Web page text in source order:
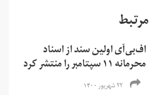
مرتبط
اف‌بی‌آی اولین سند از اسناد
محرمانه ۱۱ سپتامبر را منتشر کرد
۲۲ شهریور ۱۴۰۰